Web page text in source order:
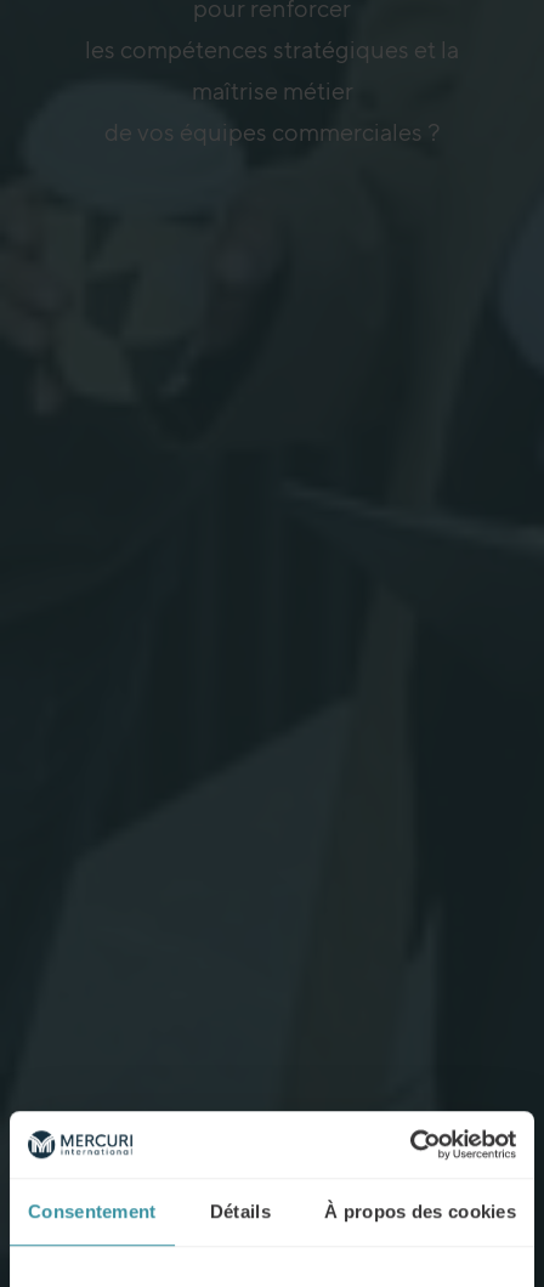
Consentement Détails À propos des cookies
pour renforcer
les compétences stratégiques et la
maîtrise métier
de vos équipes commerciales ?